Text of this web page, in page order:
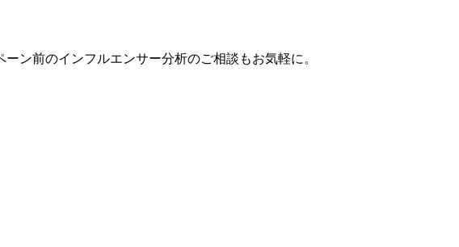
ン前のインフルエンサー分析のご相談もお気軽に。